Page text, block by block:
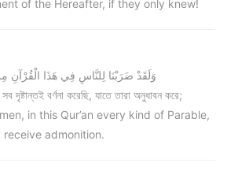
of the Hereafter, if they only knew!
وَلَقَدْ ضَرَبْنَا لِلنَّاسِ فِي هَذَا الْقُرْآنِ
দৃষ্টান্তই বর্ণনা করেছি, যাতে তারা অনুধাবন করে;
in this Qur’an every kind of Parable,
admonition.